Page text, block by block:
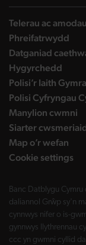
Telerau ac amodau
Phreifatrwydd
Datganiad
Hygyrchedd
Polisi’r Iaith
Polisi Cyfryngau
Manylion cwmni
Siarter
Map o’r wefan
Cookie settings
Banc Datblygu
daliannol Grŵp sy'n
cynnwys nifer o is-
gynnwys llythrennau
ccc yn gwmni cyllid